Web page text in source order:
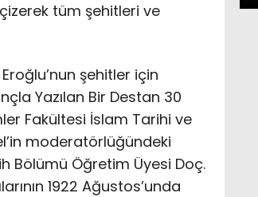
tüm şehitleri ve
şehitler için
Yazılan Bir Destan 30
Fakültesi İslam Tarihi ve
moderatörlüğündeki
Bölümü Öğretim Üyesi Doç.
1922 Ağustos’unda